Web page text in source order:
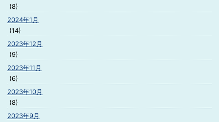
(8)
2024年1月
(14)
2023年12月
(9)
2023年11月
(6)
2023年10月
(8)
2023年9月